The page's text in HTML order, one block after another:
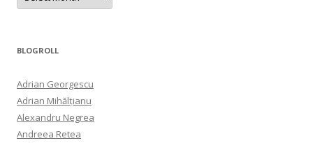
BLOGROLL
Adrian Georgescu
Adrian Mihălțianu
Alexandru Negrea
Andreea Retea